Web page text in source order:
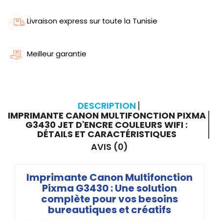
Livraison express sur toute la Tunisie
Meilleur garantie
DESCRIPTION
IMPRIMANTE CANON MULTIFONCTION PIXMA
G3430 JET D'ENCRE COULEURS WIFI :
DÉTAILS ET CARACTÉRISTIQUES
AVIS (0)
Imprimante Canon Multifonction
Pixma G3430 : Une solution
complète pour vos besoins
bureautiques et créatifs